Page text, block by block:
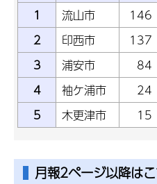
1 流山市 146
2
印西市 137
3
浦安市 84
4
袖ケ浦市 24
5
木更津市 15
月報2ページ以降は